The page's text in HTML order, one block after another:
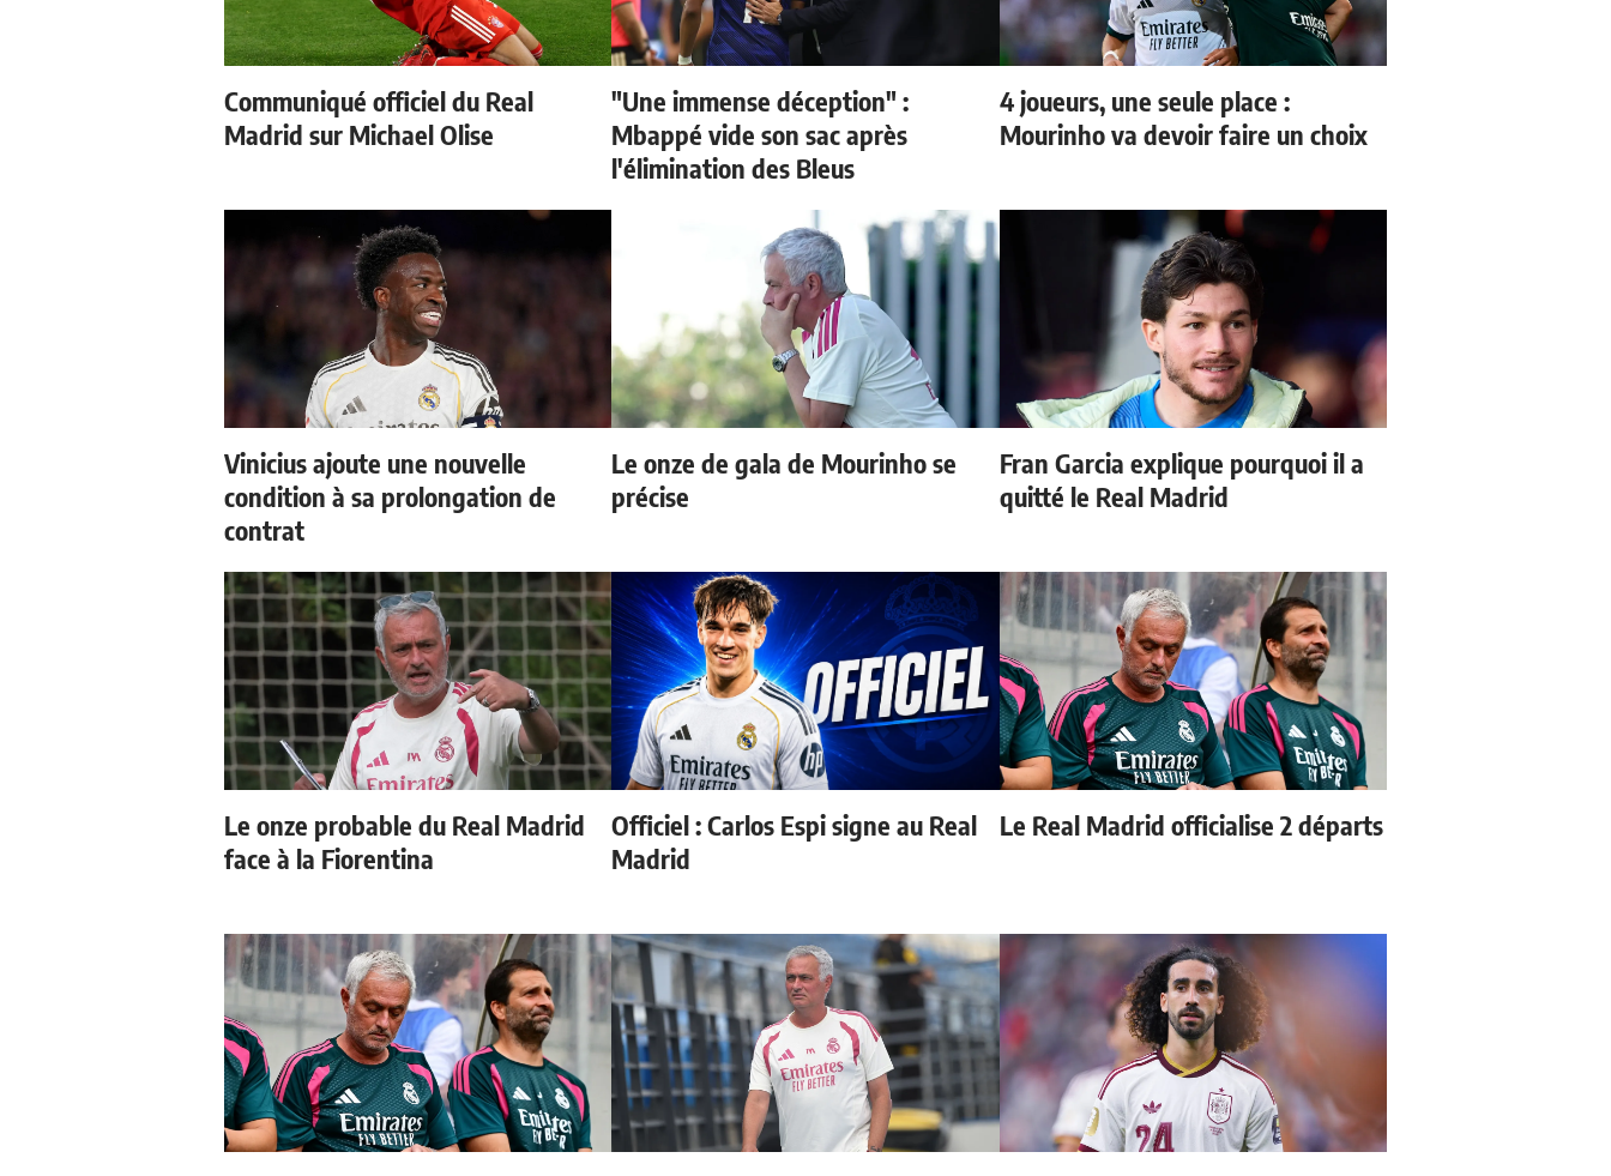
Communiqué officiel du Real
Madrid sur Michael Olise
"Une immense déception" :
Mbappé vide son sac après
l'élimination des Bleus
4 joueurs, une seule place :
Mourinho va devoir faire un choix
Vinicius ajoute une nouvelle
condition à sa prolongation de
contrat
Le onze de gala de Mourinho se
précise
Fran Garcia explique pourquoi il a
quitté le Real Madrid
Le onze probable du Real Madrid
face à la Fiorentina
Officiel : Carlos Espi signe au Real
Madrid
Le Real Madrid officialise 2 départs